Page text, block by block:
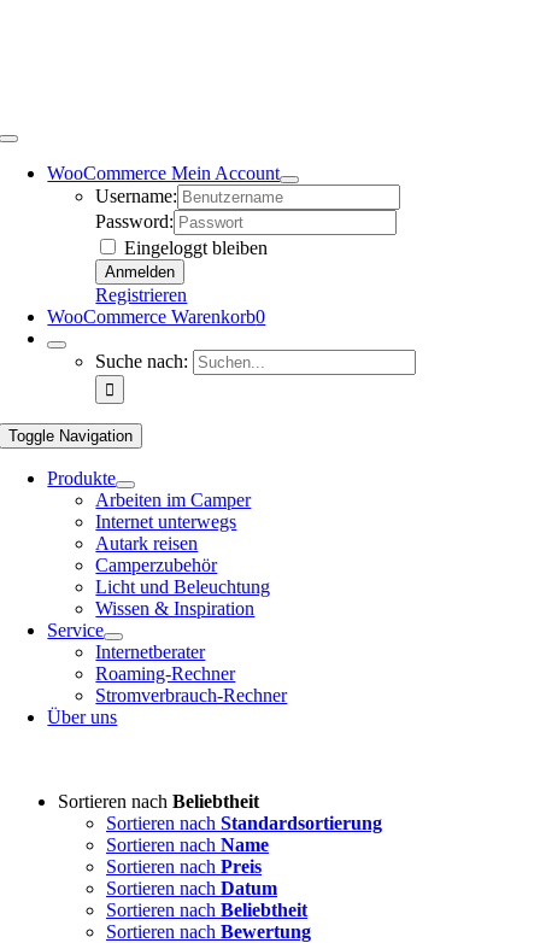
WooCommerce Mein Account
Username:
Password:
Eingeloggt bleiben
Registrieren
WooCommerce Warenkorb0
Suche nach:
Toggle Navigation
Produkte
Arbeiten im Camper
Internet unterwegs
Autark reisen
Camperzubehör
Licht und Beleuchtung
Wissen & Inspiration
Service
Internetberater
Roaming-Rechner
Stromverbrauch-Rechner
Über uns
Sortieren nach Beliebtheit
Sortieren nach Standardsortierung
Sortieren nach Name
Sortieren nach Preis
Sortieren nach Datum
Sortieren nach Beliebtheit
Sortieren nach Bewertung